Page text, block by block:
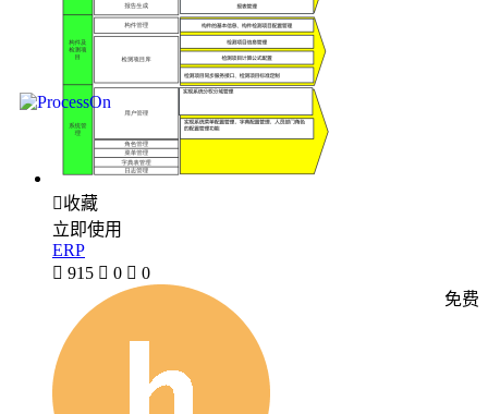
收藏
立即使用
ERP
 915  0  0
免费